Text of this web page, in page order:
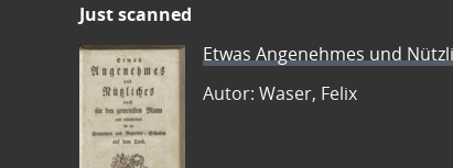
Just scanned
Etwas Angenehmes und
Autor: Waser, Felix